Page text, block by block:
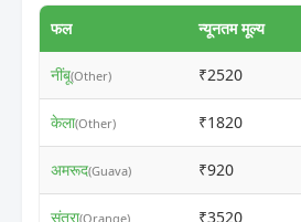
फल न्यूनतम मूल्य
नींबू(Other) ₹2520
केला(Other) ₹1820
अमरूद(Guava) ₹920
संतरा(Orange) ₹3520